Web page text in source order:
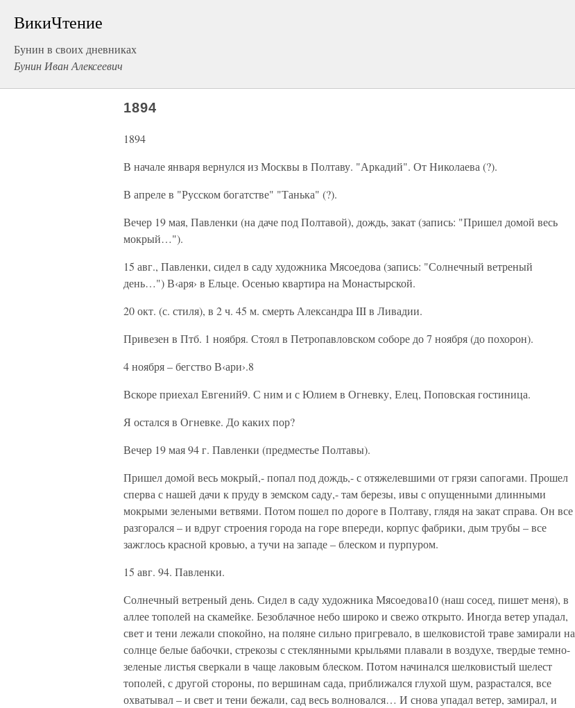
ВикиЧтение
Бунин в своих дневниках
Бунин Иван Алексеевич
1894
1894
В начале января вернулся из Москвы в Полтаву. "Аркадий". От Николаева (?).
В апреле в "Русском богатстве" "Танька" (?).
Вечер 19 мая, Павленки (на даче под Полтавой), дождь, закат (запись: "Пришел домой весь
мокрый…").
15 авг., Павленки, сидел в саду художника Мясоедова (запись: "Солнечный ветреный
день…") В‹аря› в Ельце. Осенью квартира на Монастырской.
20 окт. (с. стиля), в 2 ч. 45 м. смерть Александра III в Ливадии.
Привезен в Птб. 1 ноября. Стоял в Петропавловском соборе до 7 ноября (до похорон).
4 ноября – бегство В‹ари›.8
Вскоре приехал Евгений9. С ним и с Юлием в Огневку, Елец, Поповская гостиница.
Я остался в Огневке. До каких пор?
Вечер 19 мая 94 г. Павленки (предместье Полтавы).
Пришел домой весь мокрый,- попал под дождь,- с отяжелевшими от грязи сапогами. Прошел
сперва с нашей дачи к пруду в земском саду,- там березы, ивы с опущенными длинными
мокрыми зелеными ветвями. Потом пошел по дороге в Полтаву, глядя на закат справа. Он все
разгорался – и вдруг строения города на горе впереди, корпус фабрики, дым трубы – все
зажглось красной кровью, а тучи на западе – блеском и пурпуром.
15 авг. 94. Павленки.
Солнечный ветреный день. Сидел в саду художника Мясоедова10 (наш сосед, пишет меня), в
аллее тополей на скамейке. Безоблачное небо широко и свежо открыто. Иногда ветер упадал,
свет и тени лежали спокойно, на поляне сильно пригревало, в шелковистой траве замирали на
солнце белые бабочки, стрекозы с стеклянными крыльями плавали в воздухе, твердые темно-
зеленые листья сверкали в чаще лаковым блеском. Потом начинался шелковистый шелест
тополей, с другой стороны, по вершинам сада, приближался глухой шум, разрастался, все
охватывал – и свет и тени бежали, сад весь волновался… И снова упадал ветер, замирал, и